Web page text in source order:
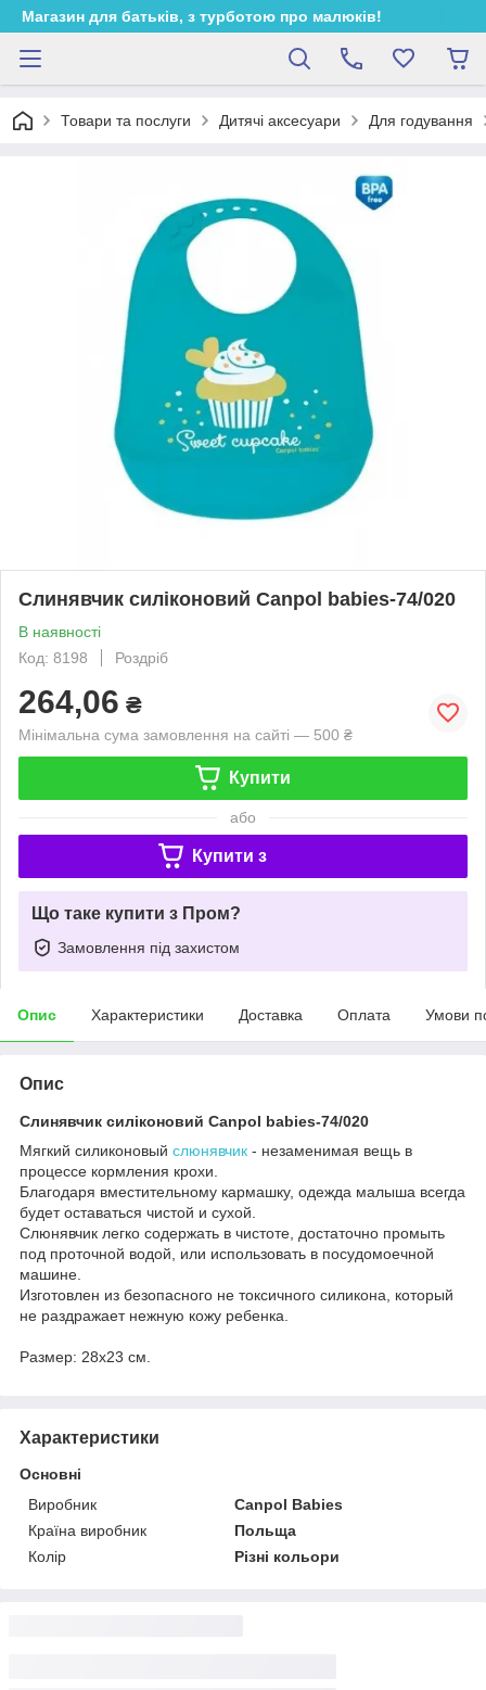
Магазин для батьків, з турботою про малюків!
Товари та послуги Дитячі аксесуари Для годування
Слинявчик силіконовий Canpol babies-74/020
В наявності
Код: 8198
Роздріб
264,06 ₴
Мінімальна сума замовлення на сайті — 500 ₴
Купити
або
Купити з
Що таке купити з Пром?
Замовлення під захистом
Опис Характеристики Доставка Оплата Умови
Опис
Слинявчик силіконовий Canpol babies-74/020
Мягкий силиконовый слюнявчик - незаменимая вещь в
процессе кормления крохи.
Благодаря вместительному кармашку, одежда малыша всегда
будет оставаться чистой и сухой.
Слюнявчик легко содержать в чистоте, достаточно промыть
под проточной водой, или использовать в посудомоечной
машине.
Изготовлен из безопасного не токсичного силикона, который
не раздражает нежную кожу ребенка.
Размер: 28х23 см.
Характеристики
Основні
Виробник
Canpol Babies
Країна виробник
Польща
Колір
Різні кольори